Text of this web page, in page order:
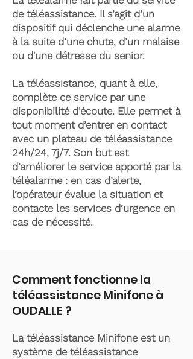
de téléassistance. Il s’agit d’un
dispositif qui déclenche une alarme
à la suite d’une chute, d’un malaise
ou d'une détresse du senior.
La téléassistance, quant à elle,
complète ce service par une
disponibilité d'écoute. Elle permet à
tout moment d’entrer en contact
avec un plateau de téléassistance
24h/24, 7j/7. Son but est
d’améliorer le service apporté par la
téléalarme : en cas d’alerte,
l’opérateur évalue la situation et
contacte les services d’urgence en
cas de nécessité.
Comment fonctionne la
téléassistance Minifone à
OUDALLE ?
La téléassistance Minifone est un
système de téléassistance